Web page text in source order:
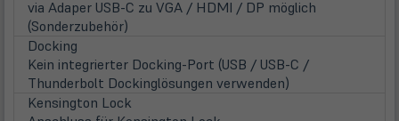
via Adaper USB-C zu VGA / HDMI / DP möglich
(Sonderzubehör)
Docking
Kein integrierter Docking-Port (USB / USB-C /
Thunderbolt Dockinglösungen verwenden)
Kensington Lock